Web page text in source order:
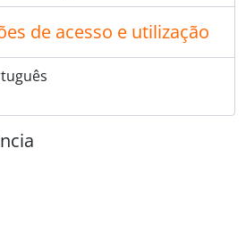
234 - Monteiro, padre João M., 1927 - ?
235 - Monteiro, padre Sousa, [s.d.]
236 - Montenegro, Artur, 1915 - ?
237 - Mota, Amílcar, 1918 - ?
239 - Moura, Carneiro de, 1919 - ?
240 - Moura, padre Domingos da Conceição Pires e, 1926 - 1950
de acesso e utilização